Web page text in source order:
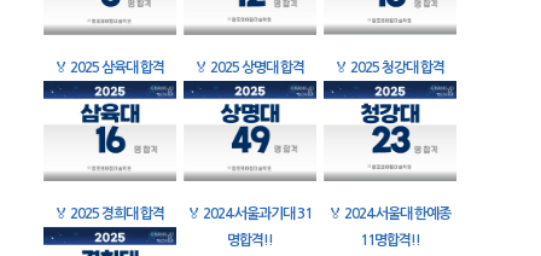
🏅 2025 삼육대 합격 🏅 2025 상명대 합격 🏅 2025 청강대 합격
🏅 2025 경희대 합격 🏅 2024 서울과기대 31
명합격!!
🏅 2024 서울대 한예종
11명합격!!